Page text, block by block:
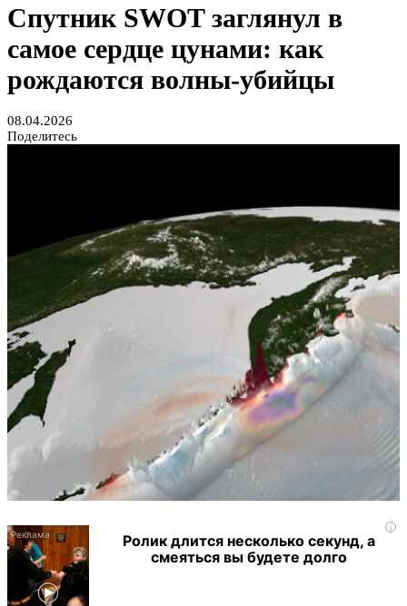
Спутник SWOT заглянул в
самое сердце цунами: как
рождаются волны-убийцы
08.04.2026
Поделитесь
i
Ролик длится несколько секунд, а
смеяться вы будете долго